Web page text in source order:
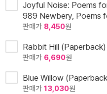
Joyful Noise: Poems
989 Newbery, Poems
판매가 8,450원
Rabbit Hill
판매가 6,690원
Blue Willow
판매가 13,030원